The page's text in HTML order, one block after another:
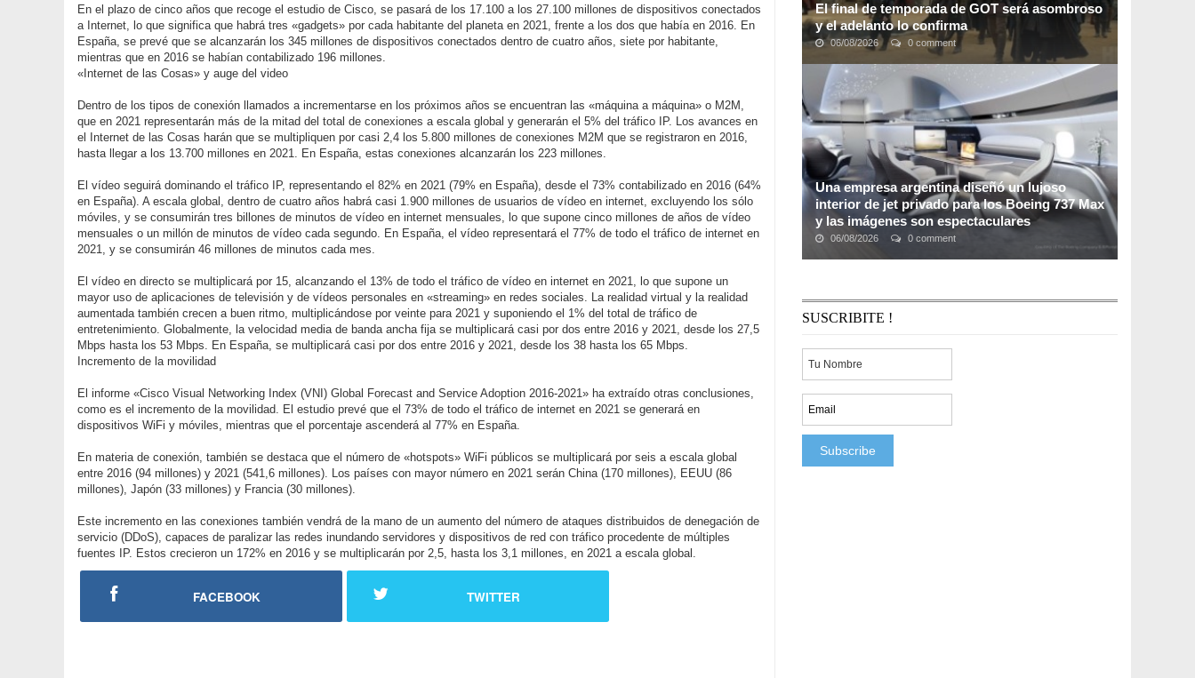
En el plazo de cinco años que recoge el estudio de Cisco, se pasará de los 17.100 a los 27.100 millones de dispositivos conectados
a Internet, lo que significa que habrá tres «gadgets» por cada habitante del planeta en 2021, frente a los dos que había en 2016. En
España, se prevé que se alcanzarán los 345 millones de dispositivos conectados dentro de cuatro años, siete por habitante,
mientras que en 2016 se habían contabilizado 196 millones.
«Internet de las Cosas» y auge del video
Dentro de los tipos de conexión llamados a incrementarse en los próximos años se encuentran las «máquina a máquina» o M2M,
que en 2021 representarán más de la mitad del total de conexiones a escala global y generarán el 5% del tráfico IP. Los avances en
el Internet de las Cosas harán que se multipliquen por casi 2,4 los 5.800 millones de conexiones M2M que se registraron en 2016,
hasta llegar a los 13.700 millones en 2021. En España, estas conexiones alcanzarán los 223 millones.
El vídeo seguirá dominando el tráfico IP, representando el 82% en 2021 (79% en España), desde el 73% contabilizado en 2016 (64%
en España). A escala global, dentro de cuatro años habrá casi 1.900 millones de usuarios de vídeo en internet, excluyendo los sólo
móviles, y se consumirán tres billones de minutos de vídeo en internet mensuales, lo que supone cinco millones de años de vídeo
mensuales o un millón de minutos de vídeo cada segundo. En España, el vídeo representará el 77% de todo el tráfico de internet en
2021, y se consumirán 46 millones de minutos cada mes.
El vídeo en directo se multiplicará por 15, alcanzando el 13% de todo el tráfico de vídeo en internet en 2021, lo que supone un
mayor uso de aplicaciones de televisión y de vídeos personales en «streaming» en redes sociales. La realidad virtual y la realidad
aumentada también crecen a buen ritmo, multiplicándose por veinte para 2021 y suponiendo el 1% del total de tráfico de
entretenimiento. Globalmente, la velocidad media de banda ancha fija se multiplicará casi por dos entre 2016 y 2021, desde los 27,5
Mbps hasta los 53 Mbps. En España, se multiplicará casi por dos entre 2016 y 2021, desde los 38 hasta los 65 Mbps.
Incremento de la movilidad
El informe «Cisco Visual Networking Index (VNI) Global Forecast and Service Adoption 2016-2021» ha extraído otras conclusiones,
como es el incremento de la movilidad. El estudio prevé que el 73% de todo el tráfico de internet en 2021 se generará en
dispositivos WiFi y móviles, mientras que el porcentaje ascenderá al 77% en España.
En materia de conexión, también se destaca que el número de «hotspots» WiFi públicos se multiplicará por seis a escala global
entre 2016 (94 millones) y 2021 (541,6 millones). Los países con mayor número en 2021 serán China (170 millones), EEUU (86
millones), Japón (33 millones) y Francia (30 millones).
Este incremento en las conexiones también vendrá de la mano de un aumento del número de ataques distribuidos de denegación de
servicio (DDoS), capaces de paralizar las redes inundando servidores y dispositivos de red con tráfico procedente de múltiples
fuentes IP. Estos crecieron un 172% en 2016 y se multiplicarán por 2,5, hasta los 3,1 millones, en 2021 a escala global.
FACEBOOK TWITTER
El final de temporada de GOT será asombroso
y el adelanto lo confirma
06/08/2026 0 comment
El penúltimo episodio de la séptima temporada de
Game of Thrones no solo fue el más largo hasta ahora,
sino que también logró dejarnos sin palabras. ...
Una empresa argentina diseñó un lujoso
interior de jet privado para los Boeing 737 Max
y las imágenes son espectaculares
06/08/2026 0 comment
Bautizado como «Genesis«, estelujoso interior de jet
SUSCRIBITE !